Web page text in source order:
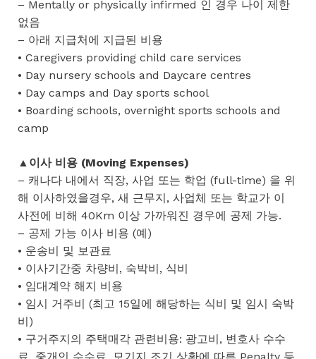
– Mentally or physically infirmed 인 경우 나이 제한
없음
– 아래 지급처에 지급된 비용
• Caregivers providing child care services
• Day nursery schools and Daycare centres
• Day camps and Day sports school
• Boarding schools, overnight sports schools and
camp
▲이사 비용 (Moving Expenses)
– 캐나다 내에서 직장, 사업 또는 학업 (full-time) 을 위
해 이사하였을경우, 새 근무지, 사업체 또는 학교가 이
사전에 비해 40Km 이상 가까워진 경우에 공제 가능.
– 공제 가능 이사 비용 (예)
• 운송비 및 보관료
• 이사기간중 차량비, 숙박비, 식비
• 임대계약 해지 비용
• 임시 거주비 (최고 15일에 해당하는 식비 및 임시 숙박
비)
• 구거주지의 주택매각 관련비용: 광고비, 변호사 수수
료, 중개인 수수료, 모기지 조기 상환에 따른 Penalty 등.